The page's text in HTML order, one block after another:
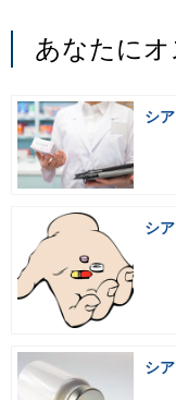
あなたに
シ
シ
シ